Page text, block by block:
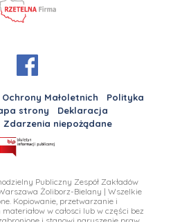
Małoletnich
Polityka
strony
Deklaracja
Zdarzenia niepożądane
Publiczny Zespół Zakładów
Żoliborz-Bielany | Wszelkie
Kopiowanie, przetwarzanie i
w całosci lub w części bez